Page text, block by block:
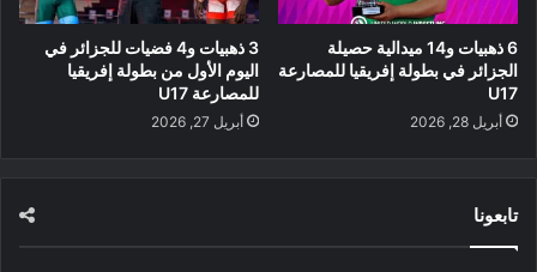
6 ذهبيات و14 ميدالية حصيلة
الجزائر في بطولة إفريقيا للمصارعة
U17
أبريل 28, 2026
3 ذهبيات و4 فضيات للجزائر في
اليوم الأول من بطولة إفريقيا
للمصارعة U17
أبريل 27, 2026
تابعونا